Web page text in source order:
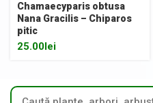
Chamaecyparis obtusa
Nana Gracilis – Chiparos
pitic
25.00lei